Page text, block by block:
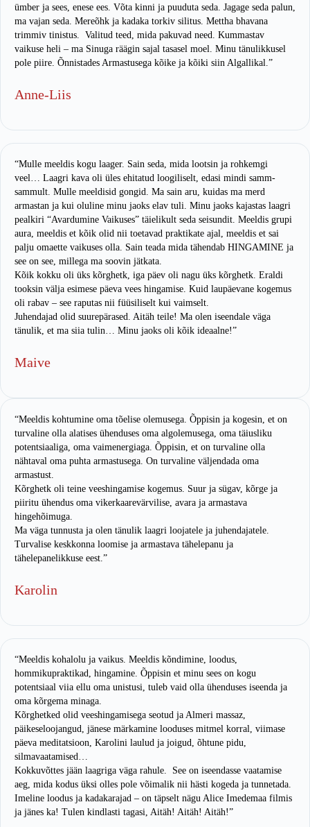
ümber ja sees, enese ees. Võta kinni ja puuduta seda. Jagage seda palun,
ma vajan seda. Mereõhk ja kadaka torkiv silitus. Mettha bhavana
trimmiv tinistus. Valitud teed, mida pakuvad need. Kummastav
vaikuse heli – ma Sinuga räägin sajal tasasel moel. Minu tänulikkusel
pole piire. Õnnistades Armastusega kõike ja kõiki siin Algallikal.”
Anne-Liis
“Mulle meeldis kogu laager. Sain seda, mida lootsin ja rohkemgi
veel… Laagri kava oli üles ehitatud loogiliselt, edasi mindi samm-
sammult. Mulle meeldisid gongid. Ma sain aru, kuidas ma merd
armastan ja kui oluline minu jaoks elav tuli. Minu jaoks kajastas laagri
pealkiri “Avardumine Vaikuses” täielikult seda seisundit. Meeldis grupi
aura, meeldis et kõik olid nii toetavad praktikate ajal, meeldis et sai
palju omaette vaikuses olla. Sain teada mida tähendab HINGAMINE ja
see on see, millega ma soovin jätkata.
Kõik kokku oli üks kõrghetk, iga päev oli nagu üks kõrghetk. Eraldi
tooksin välja esimese päeva vees hingamise. Kuid laupäevane kogemus
oli rabav – see raputas nii füüsiliselt kui vaimselt.
Juhendajad olid suurepärased. Aitäh teile! Ma olen iseendale väga
tänulik, et ma siia tulin… Minu jaoks oli kõik ideaalne!”
Maive
“Meeldis kohtumine oma tõelise olemusega. Õppisin ja kogesin, et on
turvaline olla alatises ühenduses oma algolemusega, oma täiusliku
potentsiaaliga, oma vaimenergiaga. Õppisin, et on turvaline olla
nähtaval oma puhta armastusega. On turvaline väljendada oma
armastust.
Kõrghetk oli teine veeshingamise kogemus. Suur ja sügav, kõrge ja
piiritu ühendus oma vikerkaarevärvilise, avara ja armastava
hingehõimuga.
Ma väga tunnusta ja olen tänulik laagri loojatele ja juhendajatele.
Turvalise keskkonna loomise ja armastava tähelepanu ja
tähelepanelikkuse eest.”
Karolin
“Meeldis kohalolu ja vaikus. Meeldis kõndimine, loodus,
hommikupraktikad, hingamine. Õppisin et minu sees on kogu
potentsiaal viia ellu oma unistusi, tuleb vaid olla ühenduses iseenda ja
oma kõrgema minaga.
Kõrghetked olid veeshingamisega seotud ja Almeri massaz,
päikeseloojangud, jänese märkamine looduses mitmel korral, viimase
päeva meditatsioon, Karolini laulud ja joigud, õhtune pidu,
silmavaatamised…
Kokkuvõttes jään laagriga väga rahule. See on iseendasse vaatamise
aeg, mida kodus üksi olles pole võimalik nii hästi kogeda ja tunnetada.
Imeline loodus ja kadakarajad – on täpselt nägu Alice Imedemaa filmis
ja jänes ka! Tulen kindlasti tagasi, Aitäh! Aitäh! Aitäh!”